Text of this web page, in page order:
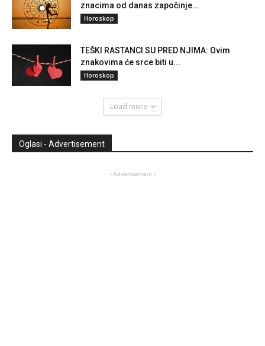
znacima od danas započinje...
Horoskop
TEŠKI RASTANCI SU PRED NJIMA: Ovim
znakovima će srce biti u...
Horoskop
Load more
Oglasi - Advertisement
- Advertisement -